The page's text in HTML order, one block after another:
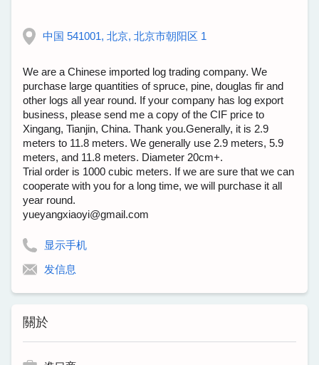
關於
中国 541001, 北京, 北京市朝阳区 1
We are a Chinese imported log trading company. We
purchase large quantities of spruce, pine, douglas fir and
other logs all year round. If your company has log export
business, please send me a copy of the CIF price to
Xingang, Tianjin, China. Thank you.Generally, it is 2.9
meters to 11.8 meters. We generally use 2.9 meters, 5.9
meters, and 11.8 meters. Diameter 20cm+.
Trial order is 1000 cubic meters. If we are sure that we can
cooperate with you for a long time, we will purchase it all
year round.
yueyangxiaoyi@gmail.com
显示手机
发信息